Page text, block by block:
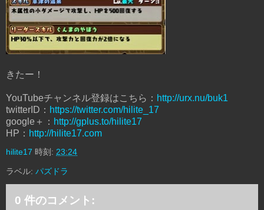
きたー！
YouTubeチャンネル登録はこちら： http://urx.nu/buk1
twitterID： https://twitter.com/hilite_17
google＋： http://gplus.to/hilite17
HP： http://hilite17.com
hilite17 時刻: 23:24
ラベル: パズドラ
0 件のコメント: